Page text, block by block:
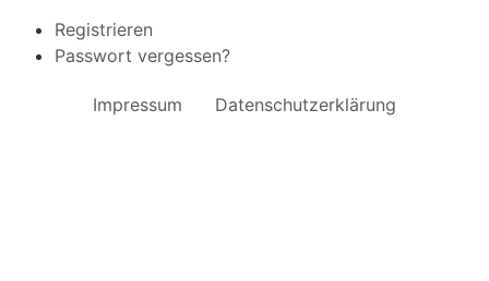
Registrieren
Passwort vergessen?
Impressum Datenschutzerklärung